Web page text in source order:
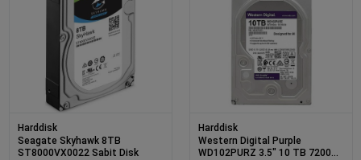
Harddisk
Seagate Skyhawk 8TB
ST8000VX0022 Sabit Disk
Harddisk
Western Digital Purple
WD102PURZ 3.5" 10 TB 7200